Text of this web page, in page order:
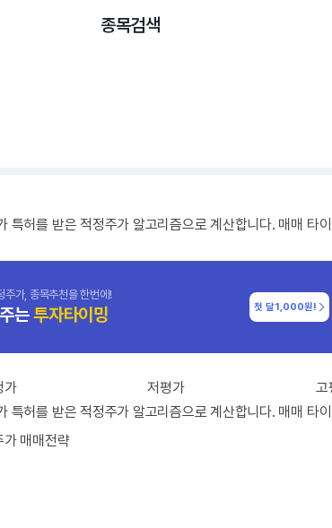
종목검색
특허를 받은 적정주가 알고리즘으로 계산합니다. 매매 타
주가, 종목추천을 한번에!
는투자타이밍 첫 달1,000원!
가 저평가
고
특허를 받은 적정주가 알고리즘으로 계산합니다. 매매 타
가 매매전략